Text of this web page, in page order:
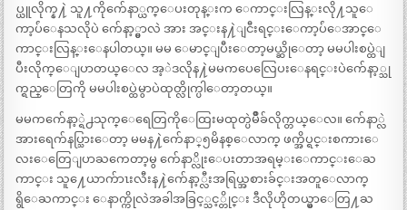
ပ္ယူလိုက္န႔ဲ သူ႔ကိုက်ေနာ္ယက္ေပးတုန္းက ေကာင္းလြန္းလို႔သူေ
ကာ့ပ်ံေနသလိုပဲ က်ေနာ့္မွာလဲ အား အင္းန႔ဲျငီးရင္းေကာ့ပ်ံေအာင္ေ
ကာင္းလြန္းေနပါတယ္။ မမ ေမာင္ျပီးေတာ့မယ္ဆိုေတာ့ မမပါးစပ္ထဲျ
ပီးလိုက္ေျပာတယ္ေလ အ့ဲဒလိုန႔ဲမမကပေလြေပးေနရင္းပဲက်ေနာ့္သု
က္ရည္ေတြကို မမပါးစပ္ထဲမွာပဲထုတ္လိုက္ပါေတာ့တယ္။
မမကက်ေနာ့္ရဲ႕သုက္ေရေတြကိုေထြးမထုတ္ပဲမ်ဳိခ်လိုက္တယ္ေလ။ က်ေနာ္လဲ
အားရေက်နပ္သြားေတာ့ မမန႔ဲက်ေနာ္၅မိနစ္ေလာက္ ဖက္အိပ္ရင္းစကားေ
လးေတြေျပာႀကေတာ့မွ က်ေနာ္လိုးေပးတာအရမ္းေကာင္းေႀ
ကာင္း သူ႔ေယာက်ာၤးလီးန႔ဲက်ေနာ့္လီးအရြယ္အစားခ်င္းအတူေလာက္
ရွိေႀကာင္း ေနာက္ကိုလဲအခါအခြင့္သင့္တိုင္း ဒီလိုဟိုတယ္မွာေတြ႔ႀ